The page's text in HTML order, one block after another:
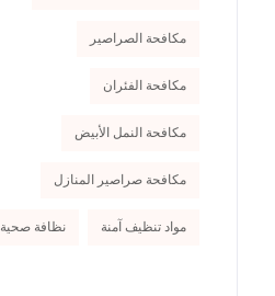
مكافحة الصراصير
مكافحة الفئران
مكافحة النمل الأبيض
مكافحة صراصير المنازل
مواد تنظيف آمنة نظافة صحية